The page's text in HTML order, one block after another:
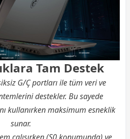
Tam Destek
G/Ç portları ile tüm veri ve
destekler. Bu sayede
kullanırken maksimum esneklik
sunar.